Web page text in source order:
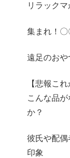
リラック
集まれ！〇
遠足のお
【悲報こ
こんな品
か？
彼氏や配偶
印象